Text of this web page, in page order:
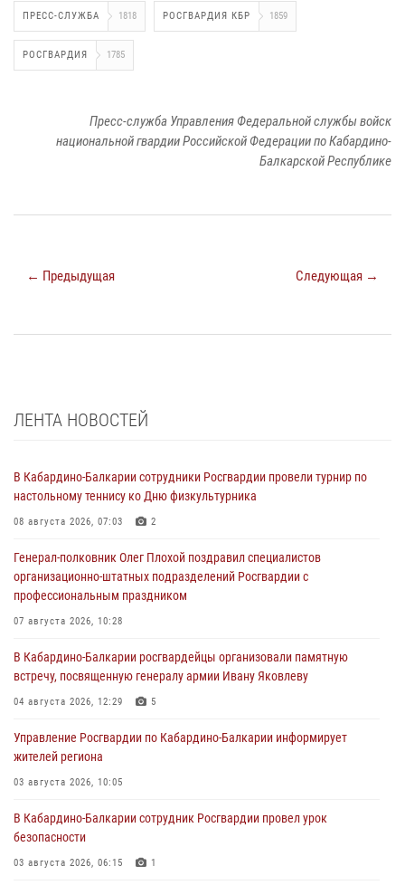
ПРЕСС-СЛУЖБА 1818 РОСГВАРДИЯ КБР 1859
РОСГВАРДИЯ 1785
Пресс-служба Управления Федеральной службы войск
национальной гвардии Российской Федерации по Кабардино-
Балкарской Республике
← Предыдущая Следующая →
ЛЕНТА НОВОСТЕЙ
В Кабардино-Балкарии сотрудники Росгвардии провели турнир по
настольному теннису ко Дню физкультурника
08 августа 2026, 07:03 2
Генерал-полковник Олег Плохой поздравил специалистов
организационно-штатных подразделений Росгвардии с
профессиональным праздником
07 августа 2026, 10:28
В Кабардино-Балкарии росгвардейцы организовали памятную
встречу, посвященную генералу армии Ивану Яковлеву
04 августа 2026, 12:29 5
Управление Росгвардии по Кабардино-Балкарии информирует
жителей региона
03 августа 2026, 10:05
В Кабардино‑Балкарии сотрудник Росгвардии провел урок
безопасности
03 августа 2026, 06:15 1